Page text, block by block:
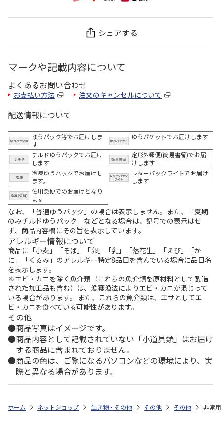
シェアする
マークや記載内容について
よくあるお問い合わせ
お支払い方法 注文のキャンセルについて
配送情報について
ゆうパック等でお届けしま
す
ゆうパケットでお届けします
チルドゆうパックでお届け
します
定形外郵便(簡易書留)でお届
けします
冷凍ゆうパックでお届けし
ます。
レターパックライトでお届け
します
佐川急便でのお届けとなり
ます
なお、「普通ゆうパック」の場合は表示しません。また、「夏期
のみチルドゆうパック」などとなる場合は、記号での表示はせ
ず、商品内容欄にその旨を表示しています。
アレルギー情報について
商品に「小麦」「そば」「卵」「乳」「落花生」「えび」「か
に」「くるみ」のアレルギー特定8品目を含んでいる場合に品目名
を表示します。
※エビ・カニを除く魚介類（これらの魚介類を原材料として製造
された加工品も含む）は、漁獲漁法によりエビ・カニが混じって
いる場合があります。 また、これらの魚介類は、エサとしてエ
ビ・カニを食べている可能性があります。
その他
商品写真はイメージです。
商品内容として記載されていない「小道具類」はお届け
する商品に含まれておりません。
商品の色は、ご覧になるパソコンなどの環境により、実
際と異なる場合があります。
ホーム ネットショップ 生き物・その他 その他 その他 非常